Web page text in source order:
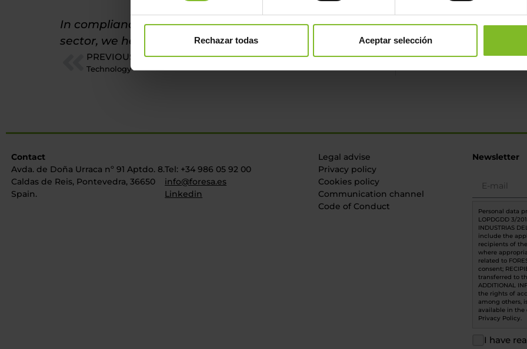
Rechazar todas Aceptar selección
In compliance with the obligations derived from Law 34/1998, dated 7 October
sector, we hereby indicate the availability of petroleum product storage in our
PREVIOUS
Technology
Contact
Avda. de Doña Urraca nº 91 Aptdo. 8.
Caldas de Reis, Pontevedra, 36650
Spain.
Tel: +34 986 05 92 00
info@foresa.es
Linkedin
Legal advise
Privacy policy
Cookies policy
Communication channel
Code of Conduct
Newsletter
Personal data
LOPDGDD 3/
INDUSTRIAS
include the
recipients of the
where
related to
consent;
transferred to
ADDITIONAL
the rights of
among others,
available in the
Privacy Policy.
I have